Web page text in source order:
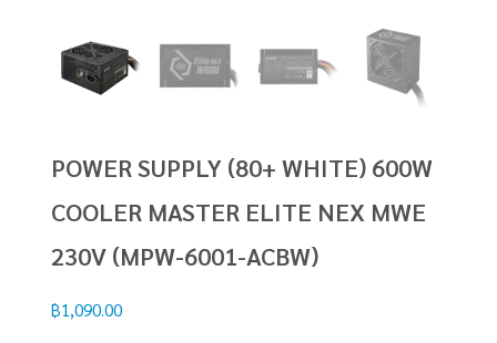
POWER SUPPLY (80+ WHITE) 600W
COOLER MASTER ELITE NEX MWE
230V (MPW-6001-ACBW)
฿1,090.00